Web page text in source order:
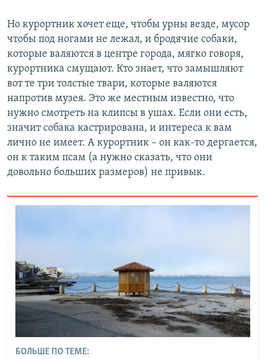
Но курортник хочет еще, чтобы урны везде, мусор
чтобы под ногами не лежал, и бродячие собаки,
которые валяются в центре города, мягко говоря,
курортника смущают. Кто знает, что замышляют
вот те три толстые твари, которые валяются
напротив музея. Это же местным известно, что
нужно смотреть на клипсы в ушах. Если они есть,
значит собака кастрирована, и интереса к вам
лично не имеет. А курортник – он как-то дергается,
он к таким псам (а нужно сказать, что они
довольно больших размеров) не привык.
БОЛЬШЕ ПО ТЕМЕ: